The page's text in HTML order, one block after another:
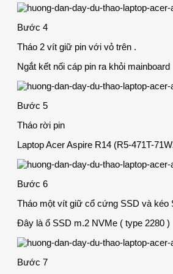
Bước 4
Tháo 2 vít giữ pin với vỏ trên .
Ngắt kết nối cáp pin ra khỏi mainboard
Bước 5
Tháo rời pin
Laptop Acer Aspire R14 (R5-471T-
Bước 6
Tháo một vít giữ cổ cứng SSD và kéo
Đây là ổ SSD m.2 NVMe ( type 2280 )
Bước 7